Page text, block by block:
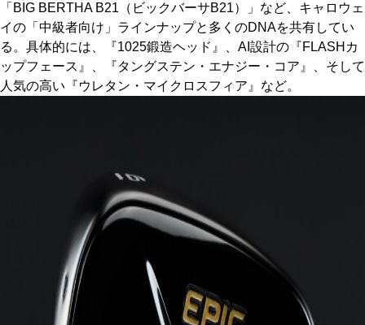
「BIG BERTHA B21（ビックバーサB21）」など、キャロウェ
イの「中級者向け」ラインナップと多くのDNAを共有してい
る。具体的には、『1025鍛造ヘッド』、AI設計の『FLASHカ
ップフェース』、『タングステン・エナジー・コア』、そして
人気の高い『ウレタン・マイクロスフィア』など。